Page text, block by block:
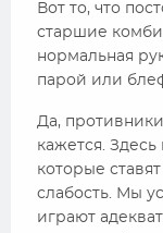
Вот то, что
старшие
нормальная
парой или
Да,
кажется.
которые
слабость. Мы
играют